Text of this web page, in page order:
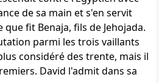
de sa main et s'en servit
que fit Benaja, fils de Jehojada.
parmi les trois vaillants
considéré des trente, mais il
David l'admit dans sa